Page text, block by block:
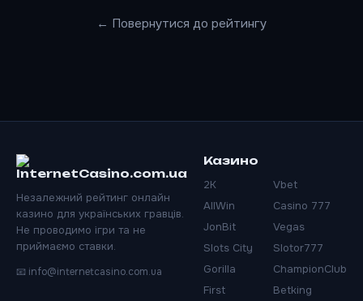
← Повернутися до рейтингу
Незалежний рейтинг онлайн
казино для українських гравців.
Не проводимо ігри та не
приймаємо ставки.
📧 info@internetcasino.com.ua
Казино
2K
Vbet
AllWin
Casino 777
JonBit
Vegas
Slots City
Slotor777
Gorilla
ChampionClub
First
Betking